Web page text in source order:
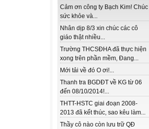
Cảm ơn công ty Bạch Kim! Chúc
sức khỏe và...
Nhân dịp 8/3 xin chúc các cô
giáo thật nhiều...
Trường THCSĐHA đã thực hiện
xong trên phần mềm, Đang...
Mới tải về đó O ơi!...
Thanh tra BGDĐT về KG từ 06
đến 08/10/2014!...
THTT-HSTC giai đoạn 2008-
2013 đã kết thúc, sao kêu làm...
Thầy cô nào còn lưu trữ QĐ